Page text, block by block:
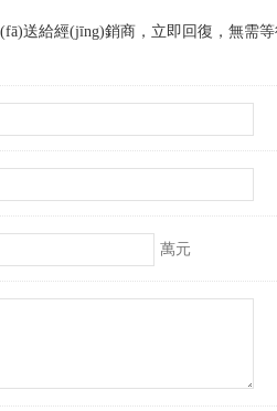
給經(jīng)銷商，立即回復，無需
萬元